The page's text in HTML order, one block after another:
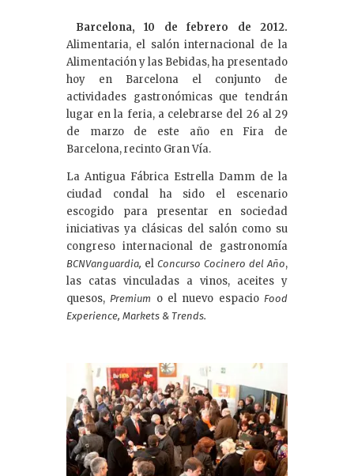
Barcelona, 10 de febrero de 2012.
Alimentaria, el salón internacional de la
Alimentación y las Bebidas, ha presentado
hoy en Barcelona el conjunto de
actividades gastronómicas que tendrán
lugar en la feria, a celebrarse del 26 al 29
de marzo de este año en Fira de
Barcelona, recinto Gran Vía.
La Antigua Fábrica Estrella Damm de la
ciudad condal ha sido el escenario
escogido para presentar en sociedad
iniciativas ya clásicas del salón como su
congreso internacional de gastronomía
BCNVanguardia, el Concurso Cocinero del Año,
las catas vinculadas a vinos, aceites y
quesos, Premium o el nuevo espacio Food
Experience, Markets & Trends.